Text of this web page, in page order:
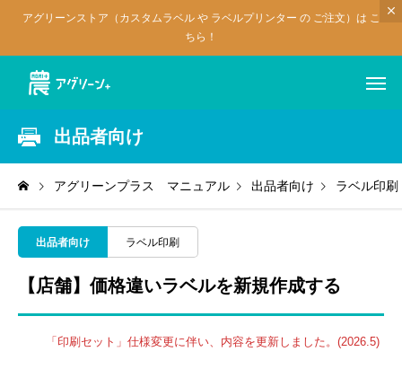
アグリーンストア（カスタムラベル や ラベルプリンター の ご注文）は こ
ちら！
出品者向け
アグリーンプラス マニュアル 出品者向け ラベル印刷
出品者向け ラベル印刷
【店舗】価格違いラベルを新規作成する
「印刷セット」仕様変更に伴い、内容を更新しました。(2026.5)